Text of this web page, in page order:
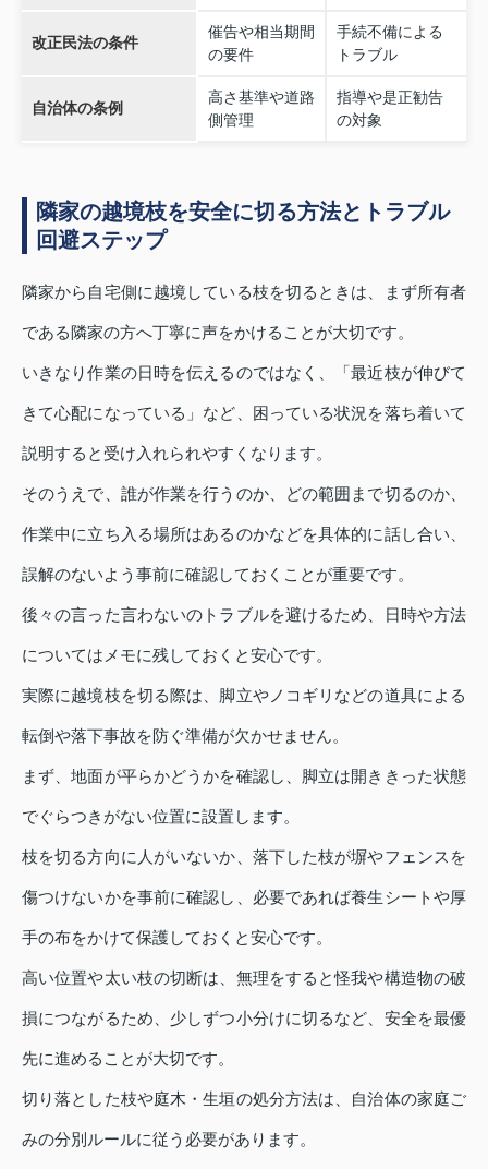
改正民法の条件
催告や相当期間
の要件
手続不備による
トラブル
自治体の条例
高さ基準や道路
側管理
指導や是正勧告
の対象
隣家の越境枝を安全に切る方法とトラブル
回避ステップ
隣家から自宅側に越境している枝を切るときは、まず所有者
である隣家の方へ丁寧に声をかけることが大切です。
いきなり作業の日時を伝えるのではなく、「最近枝が伸びて
きて心配になっている」など、困っている状況を落ち着いて
説明すると受け入れられやすくなります。
そのうえで、誰が作業を行うのか、どの範囲まで切るのか、
作業中に立ち入る場所はあるのかなどを具体的に話し合い、
誤解のないよう事前に確認しておくことが重要です。
後々の言った言わないのトラブルを避けるため、日時や方法
についてはメモに残しておくと安心です。
実際に越境枝を切る際は、脚立やノコギリなどの道具による
転倒や落下事故を防ぐ準備が欠かせません。
まず、地面が平らかどうかを確認し、脚立は開ききった状態
でぐらつきがない位置に設置します。
枝を切る方向に人がいないか、落下した枝が塀やフェンスを
傷つけないかを事前に確認し、必要であれば養生シートや厚
手の布をかけて保護しておくと安心です。
高い位置や太い枝の切断は、無理をすると怪我や構造物の破
損につながるため、少しずつ小分けに切るなど、安全を最優
先に進めることが大切です。
切り落とした枝や庭木・生垣の処分方法は、自治体の家庭ご
みの分別ルールに従う必要があります。